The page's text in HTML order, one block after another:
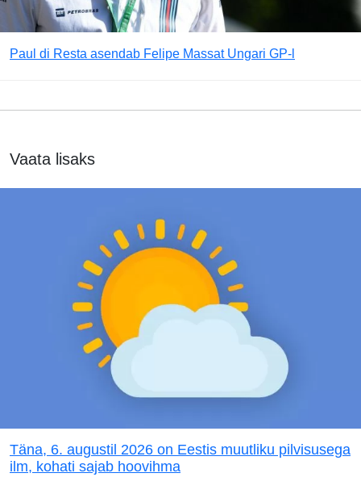
Paul di Resta asendab Felipe Massat Ungari GP-l
Vaata lisaks
Täna, 6. augustil 2026 on Eestis muutliku pilvisusega
ilm, kohati sajab hoovihma